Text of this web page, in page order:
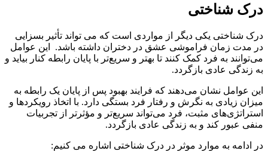
درک شناختی
درک شناختی یکی دیگر از مواردی است که می تواند تأثیر بسزایی
در مدت زمان فراموشی عشق در دختران داشته باشد. این عوامل
می‌توانند به فرد کمک کنند تا بهتر و سریع‌تر با پایان رابطه کنار بیاید و
به زندگی عادی بازگردد.
این عوامل نشان می‌دهند که فرایند بهبود پس از پایان یک رابطه به
میزان زیادی به نگرش و رفتار فرد بستگی دارد. با اتخاذ رویکردها و
استراتژی‌های مثبت، فرد می‌تواند سریع‌تر و مؤثرتر از تجربیات
منفی عبور کند و به زندگی عادی بازگردد.
در ادامه به موارد موثر در درک شناختی اشاره می کنیم: